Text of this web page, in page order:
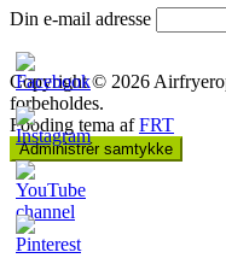
Din e-mail adresse
Copyright © 2026
forbeholdes.
Fooding tema afFRT
Administrér samtykke